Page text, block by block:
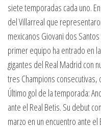
siete temporadas cada uno.
del Villarreal que
mexicanos Giovani dos
primer equipo ha entrado en
gigantes del Real Madrid con
tres Champions consecutivas,
Último gol de la temporada:
ante el Real Betis. Su debut
marzo en un encuentro ante